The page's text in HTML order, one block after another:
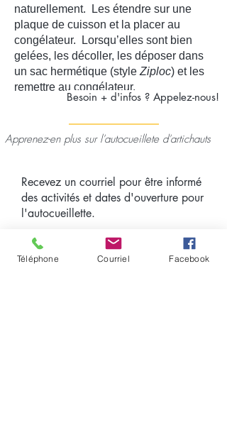
naturellement. Les étendre sur une
plaque de cuisson et la placer au
congélateur. Lorsqu’elles sont bien
gelées, les décoller, les déposer dans
un sac hermétique (style Ziploc) et les
remettre au congélateur.
Besoin + d'infos ? Appelez-nous!
Apprenez-en plus sur l'autocueillete d'artichauts
Recevez un courriel pour être informé
des activités et dates d'ouverture pour
l'autocueillette.
Courriel
Téléphone Courriel Facebook